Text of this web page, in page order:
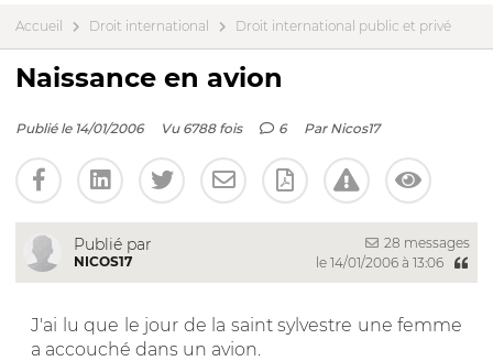
Accueil Droit international Droit international public et privé
Naissance en avion
Publié le 14/01/2006 Vu 6788 fois 6 Par Nicos17
Publié par
NICOS17
28 messages
le 14/01/2006 à 13:06
J'ai lu que le jour de la saint sylvestre une femme
a accouché dans un avion.